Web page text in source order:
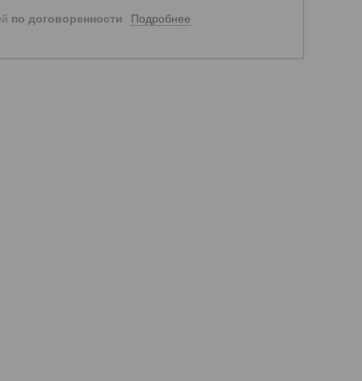
по договоренности Подробнее